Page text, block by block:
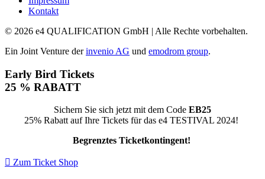
Kontakt
© 2026 e4 QUALIFICATION GmbH | Alle Rechte vorbehalten.
Ein Joint Venture derinvenio AG und emodrom group.
Early Bird Tickets
25 % RABATT
Sichern Sie sich jetzt mit dem Code EB25
25% Rabatt auf Ihre Tickets für das e4 TESTIVAL 2024!
Begrenztes Ticketkontingent!
Zum Ticket Shop